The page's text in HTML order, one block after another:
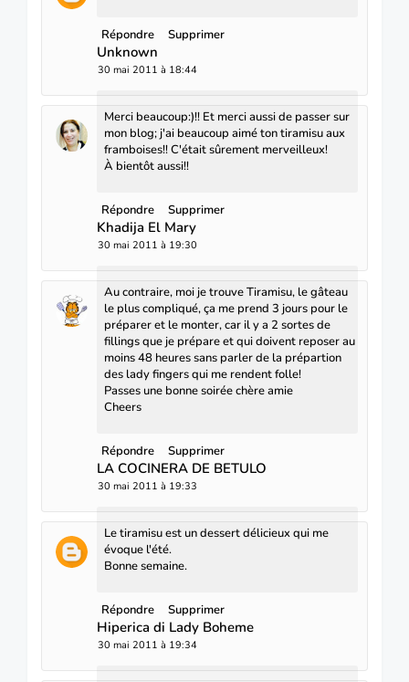
Répondre Supprimer
Unknown
30 mai 2011 à 18:44
Merci beaucoup:)!! Et merci aussi de passer sur
mon blog; j'ai beaucoup aimé ton tiramisu aux
framboises!! C'était sûrement merveilleux!
À bientôt aussi!!
Répondre Supprimer
Khadija El Mary
30 mai 2011 à 19:30
Au contraire, moi je trouve Tiramisu, le gâteau
le plus compliqué, ça me prend 3 jours pour le
préparer et le monter, car il y a 2 sortes de
fillings que je prépare et qui doivent reposer au
moins 48 heures sans parler de la prépartion
des lady fingers qui me rendent folle!
Passes une bonne soirée chère amie
Cheers
Répondre Supprimer
LA COCINERA DE BETULO
30 mai 2011 à 19:33
Le tiramisu est un dessert délicieux qui me
évoque l'été.
Bonne semaine.
Répondre Supprimer
Hiperica di Lady Boheme
30 mai 2011 à 19:34